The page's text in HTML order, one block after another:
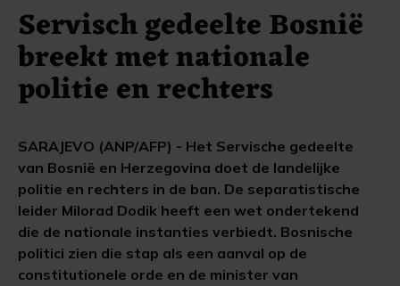
Servisch gedeelte Bosnië
breekt met nationale
politie en rechters
SARAJEVO (ANP/AFP) - Het Servische gedeelte
van Bosnië en Herzegovina doet de landelijke
politie en rechters in de ban. De separatistische
leider Milorad Dodik heeft een wet ondertekend
die de nationale instanties verbiedt. Bosnische
politici zien die stap als een aanval op de
constitutionele orde en de minister van